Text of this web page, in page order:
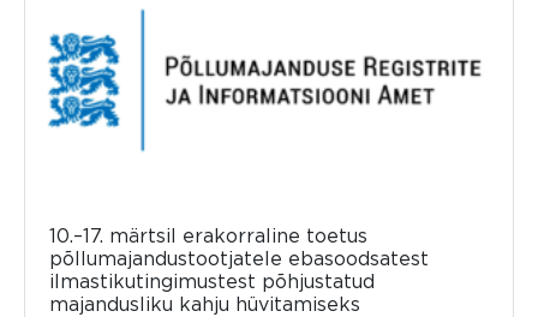
10.–17. märtsil erakorraline toetus
põllumajandustootjatele ebasoodsatest
ilmastikutingimustest põhjustatud
majandusliku kahju hüvitamiseks